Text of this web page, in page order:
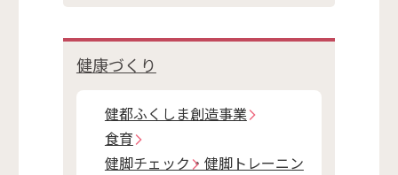
健康づくり
健都ふくしま創造事業
食育
健脚チェック・健脚トレーニン